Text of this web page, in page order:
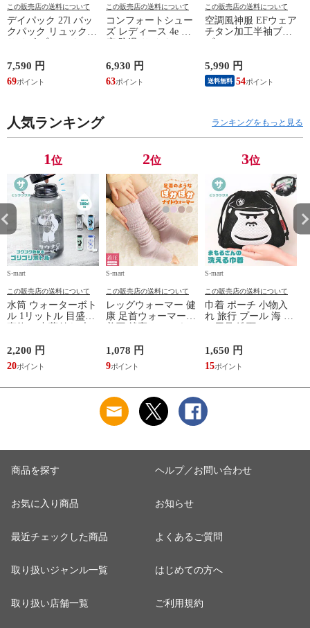
この販売店の送料について
デイパック 27l バッ
クパック リュック
鞄 機内持ち込み 夏
スラッシャー
THRASHER r1929
7,590 円
69
この販売店の送料について
コンフォートシュー
ズ レディース 4e 幅
シューズ 黒 トパー
ズ モア 靴 カジュア
ルシューズ 外反母趾
TOPAZ 1410
6,930 円
63
この販売店の送料について
空調風神服 EFウェア
チタン加工半袖ブル
ジャケット 遮熱 作
業服 作業着 上着 ア
タックベース KF100
5,990 円
送料無料 54
人気ランキング ランキングをもっと見る
1位
S-mart
この販売店の送料について
水筒 ウォーターボト
ル 1リットル 目盛り
マイボトル 動物 ア
ニマル ゴリラ ごリ
ラックス ゴリゴリボ
2,200 円
20
2位
S-mart
この販売店の送料について
レッグウォーマー 健
康 足首ウォーマー
ふんわり 足湯のよう
なぽかぽかナイトウ
ォーマー inf-26
1,078 円
9
3位
S-mart
この販売店の送料について
巾着 ポーチ 小物入
れ 旅行 プール 海 バ
サウナ ごリラックス
まもるさんの洗える
巾着 ブラック 黒
1,650 円
15
商品を探す
お気に入り商品
最近チェックした商品
取り扱いジャンル一覧
取り扱い店舗一覧
ヘルプ／お問い合わせ
お知らせ
よくあるご質問
はじめての方へ
ご利用規約